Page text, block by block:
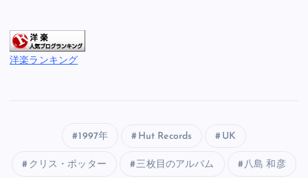
洋楽ランキング
1997年 Hut Records UK
クリス・ポッター 三枚目のアルバム 八島 和彦